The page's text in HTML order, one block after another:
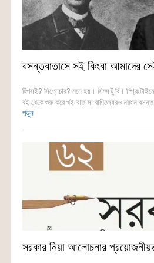
বসন্তবাতাসে সই কিংবা আমাদের
টিপসই? সিগ্নেচার? মনে হয়। সিম্স টু বি।
বই থেকে শুরু করে খই-বাতাসা বাণিজ্যেরও মরশুম
পড়ুন
সরকার নিয়া আলোচনার